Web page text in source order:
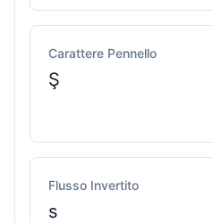
Carattere Pennello
Ş
Flusso Invertito
s